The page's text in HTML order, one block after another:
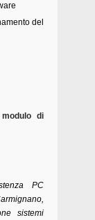
del
di
PC
sistemi